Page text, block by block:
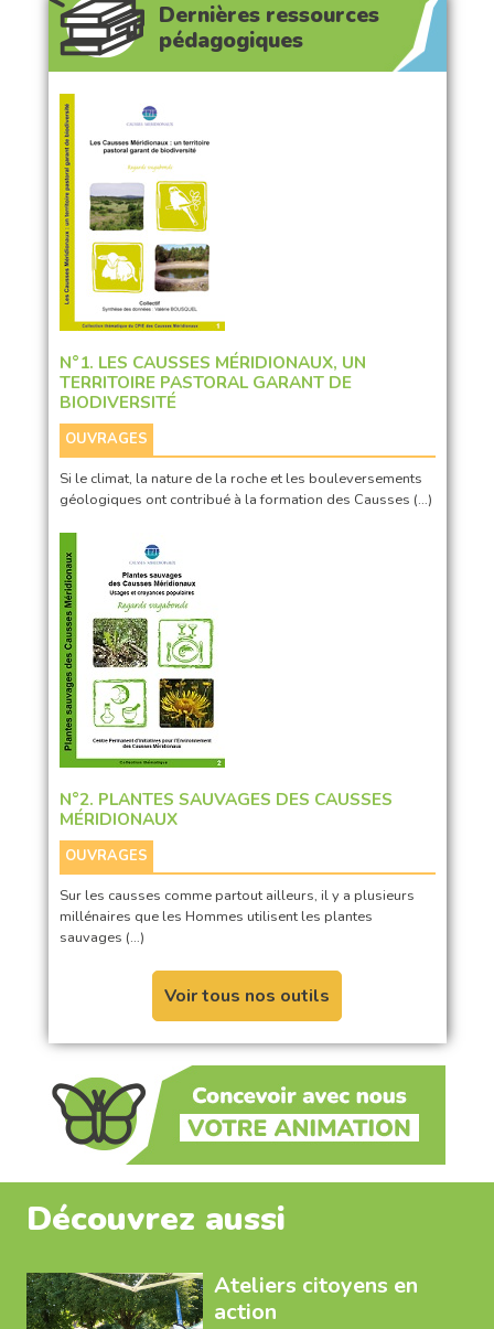
Dernières ressources
pédagogiques
N°1. LES CAUSSES MÉRIDIONAUX, UN
TERRITOIRE PASTORAL GARANT DE
BIODIVERSITÉ
OUVRAGES
Si le climat, la nature de la roche et les bouleversements
géologiques ont contribué à la formation des Causses (…)
N°2. PLANTES SAUVAGES DES CAUSSES
MÉRIDIONAUX
OUVRAGES
Sur les causses comme partout ailleurs, il y a plusieurs
millénaires que les Hommes utilisent les plantes
sauvages (…)
Voir tous nos outils
Découvrez aussi
Ateliers citoyens en
action